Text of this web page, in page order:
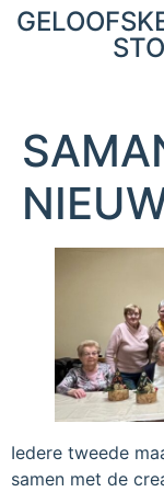
Iedere tweede
samen met de